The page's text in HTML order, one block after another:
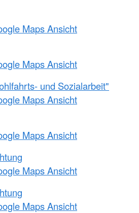
Maps Ansicht
Maps Ansicht
und Sozialarbeit"
Maps Ansicht
Maps Ansicht
Maps Ansicht
Maps Ansicht